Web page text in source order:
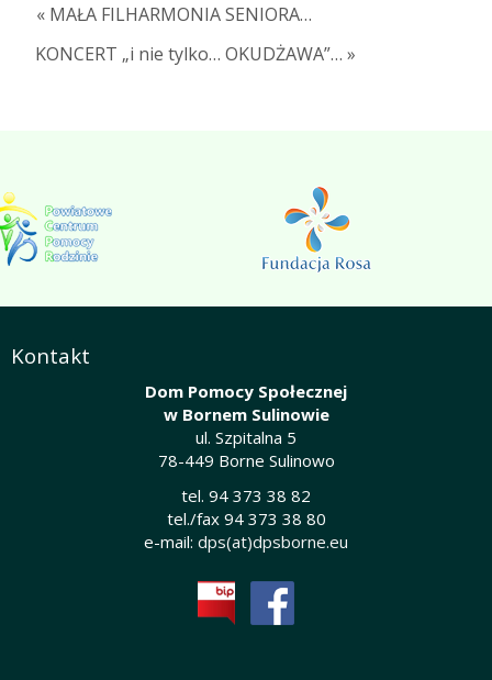
« MAŁA FILHARMONIA SENIORA…
KONCERT „i nie tylko… OKUDŻAWA”… »
Kontakt
Dom Pomocy Społecznej
w Bornem Sulinowie
ul. Szpitalna 5
78-449 Borne Sulinowo
tel. 94 373 38 82
tel./fax 94 373 38 80
e-mail: dps(at)dpsborne.eu